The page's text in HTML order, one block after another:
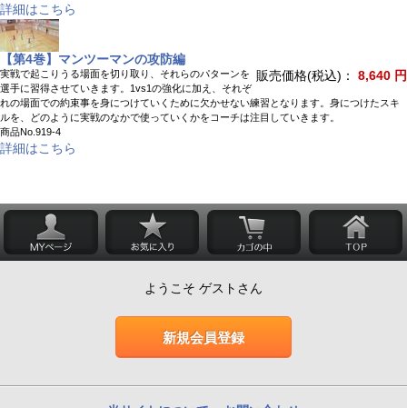
詳細はこちら
【第4巻】マンツーマンの攻防編
販売価格(税込)：
8,640 円
実戦で起こりうる場面を切り取り、それらのパターンを
選手に習得させていきます。1vs1の強化に加え、それぞ
れの場面での約束事を身につけていくために欠かせない練習となります。身につけたスキ
ルを、どのように実戦のなかで使っていくかをコーチは注目していきます。
商品No.919-4
詳細はこちら
ようこそ ゲストさん
新規会員登録